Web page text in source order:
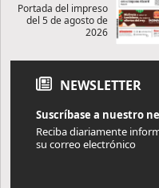
Portada del impreso
del 5 de agosto de
2026
NEWSLETTER
Suscríbase a nuestro
Reciba diariamente
su correo electrónico